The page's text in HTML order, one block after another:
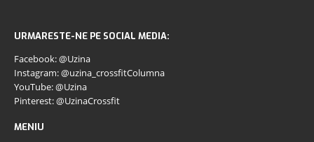
URMARESTE-NE PE SOCIAL MEDIA:
Facebook: @Uzina
Instagram: @uzina_crossfitColumna
YouTube: @Uzina
Pinterest: @UzinaCrossfit
MENIU